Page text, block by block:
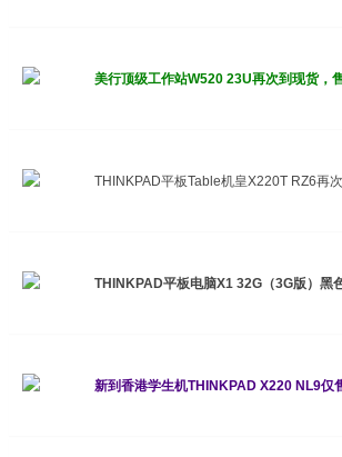
美行顶级工作站W520 23U再次到现货，
THINKPAD平板Table机皇X220T RZ6再
THINKPAD平板电脑X1 32G（3G版）
新到香港学生机THINKPAD X220 NL9